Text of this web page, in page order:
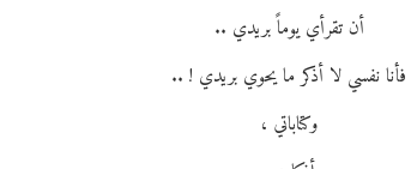
أن تقرأي يوماً بريدي ..
فأنا نفسي لا أذكر ما يحوي بريدي ! ..
وكتاباتي ،